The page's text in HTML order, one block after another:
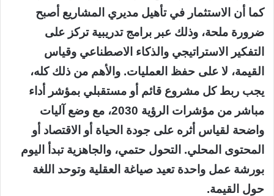
كما أن الاستثمار في تأهيل مديري المشاريع أصبح
ضرورة ملحة، وذلك عبر برامج تدريبية تركز على
التفكير الاستراتيجي والذكاء الاصطناعي وقياس
القيمة، لا على حفظ العمليات. والأهم من ذلك كله،
يجب ربط كل مشروع قائم أو مستقبلي بمؤشر أداء
مباشر من مؤشرات الرؤية 2030، مع وضع آليات
واضحة لقياس أثره على جودة الحياة أو الاقتصاد أو
المحتوى المحلي. التحول حتمي، والجاهزية تبدأ اليوم
بورشة عمل واحدة تعيد صياغة العقلية وتوحد اللغة
حول القيمة.